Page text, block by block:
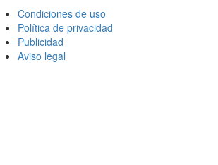
Condiciones de uso
Política de privacidad
Publicidad
Aviso legal